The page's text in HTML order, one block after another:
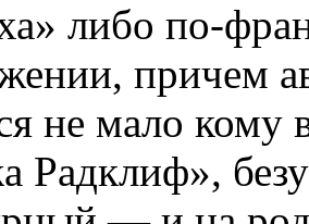
либо по-
причем
не мало
Радклиф»,